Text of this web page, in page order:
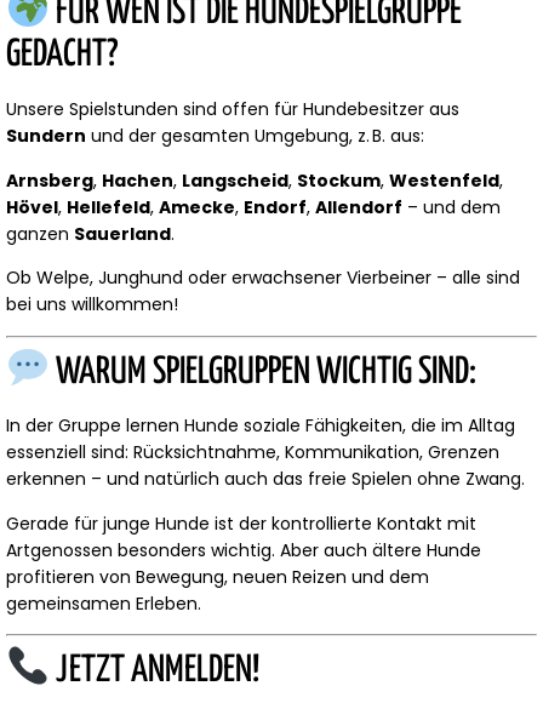
FÜR WEN IST DIE HUNDESPIELGRUPPE
GEDACHT?
Unsere Spielstunden sind offen für Hundebesitzer aus
Sundern und der gesamten Umgebung, z. B. aus:
Arnsberg, Hachen, Langscheid, Stockum, Westenfeld,
Hövel, Hellefeld, Amecke, Endorf, Allendorf – und dem
ganzen Sauerland.
Ob Welpe, Junghund oder erwachsener Vierbeiner – alle sind
bei uns willkommen!
WARUM SPIELGRUPPEN WICHTIG SIND:
In der Gruppe lernen Hunde soziale Fähigkeiten, die im Alltag
essenziell sind: Rücksichtnahme, Kommunikation, Grenzen
erkennen – und natürlich auch das freie Spielen ohne Zwang.
Gerade für junge Hunde ist der kontrollierte Kontakt mit
Artgenossen besonders wichtig. Aber auch ältere Hunde
profitieren von Bewegung, neuen Reizen und dem
gemeinsamen Erleben.
JETZT ANMELDEN!